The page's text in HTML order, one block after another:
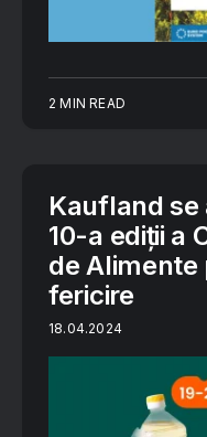
2 MIN READ
Kaufland se
10-a ediții a
de Alimente
fericire
18.04.2024